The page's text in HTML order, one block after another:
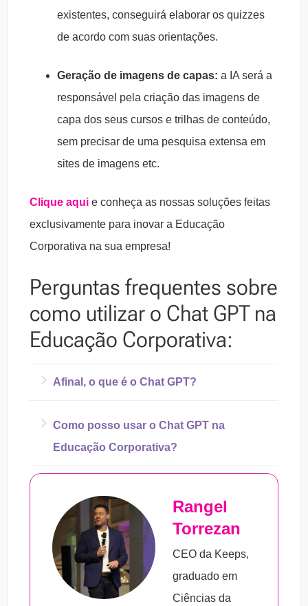
existentes, conseguirá elaborar os quizzes
de acordo com suas orientações.
Geração de imagens de capas: a IA será a
responsável pela criação das imagens de
capa dos seus cursos e trilhas de conteúdo,
sem precisar de uma pesquisa extensa em
sites de imagens etc.
Clique aqui e conheça as nossas soluções feitas
exclusivamente para inovar a Educação
Corporativa na sua empresa!
Perguntas frequentes sobre
como utilizar o Chat GPT na
Educação Corporativa:
Afinal, o que é o Chat GPT?
– É uma tecnologia que utiliza Inteligência
Artificial (RLHF).
– Foi treinado com milhões de dados
coletados da internet até 2021.
Como posso usar o Chat GPT na
Educação Corporativa?
– Respostas rápidas e precisas
– Personalização do ensino
– Automatização de tarefas repetitivas
– Acessibilidade
– Maior engajamento
Rangel
Torrezan
CEO da Keeps,
graduado em
Ciências da